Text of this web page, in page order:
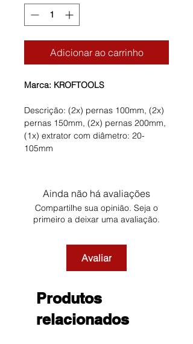
Adicionar ao carrinho
Marca: KROFTOOLS
Descrição: (2x) pernas 100mm, (2x)
pernas 150mm, (2x) pernas 200mm,
(1x) extrator com diâmetro: 20-
105mm
Ainda não há avaliações
Compartilhe sua opinião. Seja o
primeiro a deixar uma avaliação.
Avaliar
Produtos
relacionados